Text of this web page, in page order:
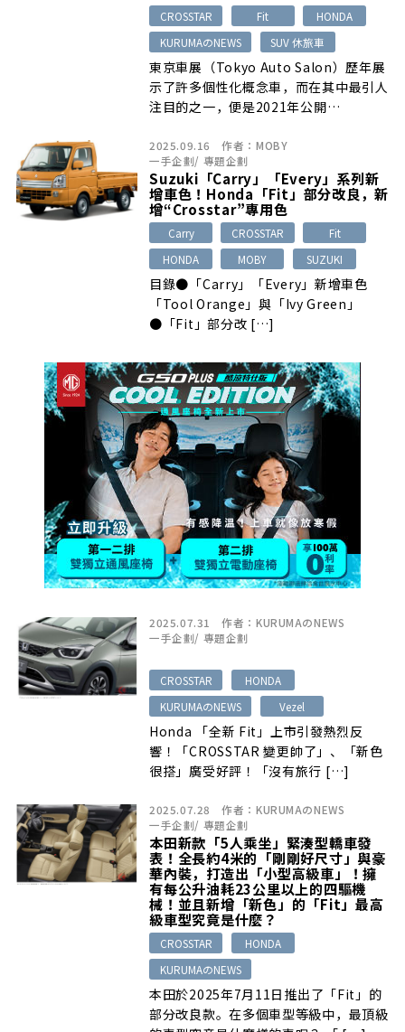
CROSSTAR Fit
HONDA
KURUMAのNEWS
SUV 休旅車
東京車展（Tokyo Auto Salon）歷年展
示了許多個性化概念車，而在其中最引人
注目的之一，便是2021年公開…
2025.09.16 作者： MOBY
一手企劃/ 專題企劃
Suzuki「Carry」「Every」系列新
增車色！Honda「Fit」部分改良，新
增“Crosstar”專用色
Carry CROSSTAR
Fit
HONDA
MOBY SUZUKI
目錄●「Carry」「Every」新增車色
「Tool Orange」與「Ivy Green」
●「Fit」部分改 […]
2025.07.31 作者： KURUMAのNEWS
一手企劃/ 專題企劃
CROSSTAR
HONDA
KURUMAのNEWS
Vezel
Honda 「全新 Fit」上市引發熱烈反
響！「CROSSTAR 變更帥了」、「新色
很搭」廣受好評！「沒有旅行 […]
2025.07.28 作者： KURUMAのNEWS
一手企劃/ 專題企劃
本田新款「5人乘坐」緊湊型轎車發
表！全長約4米的「剛剛好尺寸」與豪
華內裝，打造出「小型高級車」！擁
有每公升油耗23公里以上的四驅機
械！並且新增「新色」的「Fit」最高
級車型究竟是什麼？
CROSSTAR
HONDA
KURUMAのNEWS
本田於2025年7月11日推出了「Fit」的
部分改良款。在多個車型等級中，最頂級